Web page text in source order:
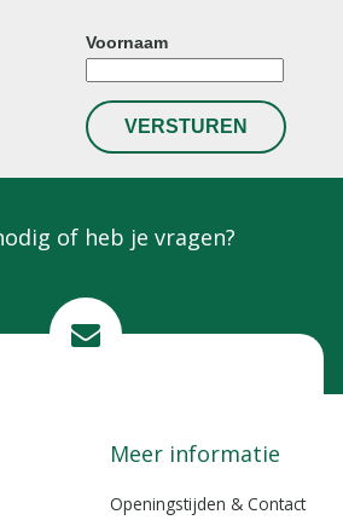
Voornaam
of heb je vragen?
Meer informatie
Openingstijden & Contact